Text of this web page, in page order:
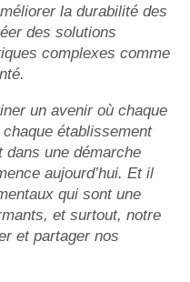
la durabilité des
des solutions
complexes comme
un avenir où chaque
établissement
dans une démarche
aujourd’hui. Et il
qui sont une
et surtout, notre
et partager nos